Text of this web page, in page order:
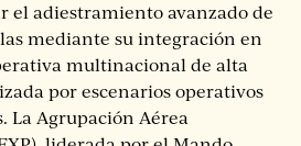
el adiestramiento avanzado de
mediante su integración en
multinacional de alta
por escenarios operativos
La Agrupación Aérea